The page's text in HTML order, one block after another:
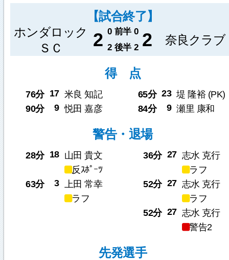
【試合終了】
ホンダロック
ＳＣ
2 0 前半 0 2 奈良クラブ
2 後半 2
得 点
76分 17 米良 知記
90分
9 悦田 嘉彦
65分 23 堤 隆裕 (PK)
84分
9 瀬里 康和
警告・退場
28分 18 山田 貴文
反ｽﾎﾟｰﾂ
63分
3 上田 常幸
ラフ
36分 27 志水 克行
ラフ
52分 27 志水 克行
ラフ
52分 27 志水 克行
警告2
先発選手